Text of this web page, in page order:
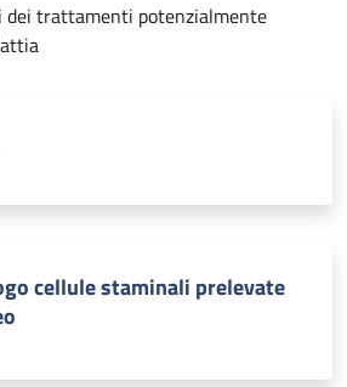
dei trattamenti potenzialmente
cellule staminali prelevate